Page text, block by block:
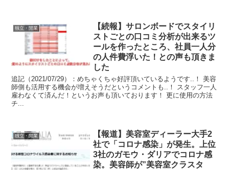
独立・開業
【続報】サロンボードでスタイリ
ストごとの口コミ分析が出来るツ
ールを作ったところ、社員一人分
の人件費浮いた！との声も頂きま
した
追記（2021/07/29）：めちゃくちゃ好評頂いているようです..！ 美容
師側も活用する機会が増えそうだというコメントも..！ スタッフ一人
雇わなくて済んだ！というお声も頂いております！ 更に使用の方法
チ...
独立・開業
【報道】美容室ディーラー大手2
社で「コロナ感染」が発生。上位
3社のガモウ・ダリアでコロナ感
染。美容師が”美容室クラスタ